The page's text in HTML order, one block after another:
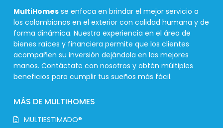
MultiHomes se enfoca en brindar el mejor servicio a
los colombianos en el exterior con calidad humana y de
forma dinámica. Nuestra experiencia en el área de
bienes raíces y financiera permite que los clientes
acompañen su inversión dejándola en las mejores
manos. Contáctate con nosotros y obtén múltiples
beneficios para cumplir tus sueños más fácil.
MÁS DE MULTIHOMES
MULTIESTIMADO®